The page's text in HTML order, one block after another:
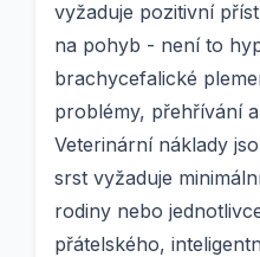
vyžaduje pozitivní
na pohyb - není to
brachycefalické
problémy, přehřívání
Veterinární náklady
srst vyžaduje
rodiny nebo
přátelského,